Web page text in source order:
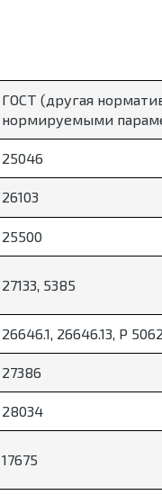
ГОСТ (другая
нормируемыми
25046
26103
25500
27133, 5385
26646.1, 26646.13, Р
27386
28034
17675